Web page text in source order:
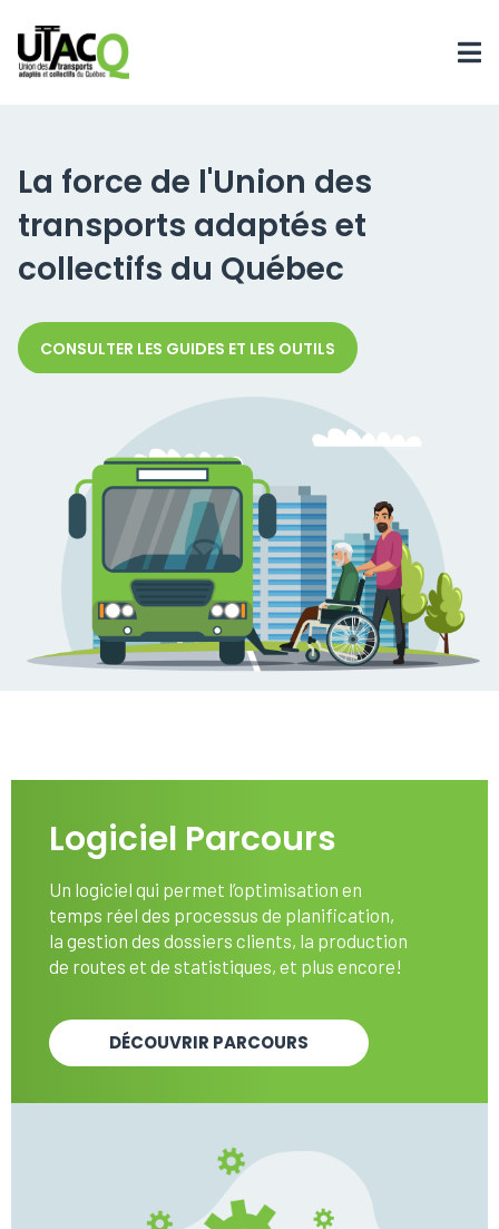
La force de l'Union des
transports adaptés et
collectifs du Québec
CONSULTER LES GUIDES ET LES OUTILS
Logiciel Parcours
Un logiciel qui permet l’optimisation en
temps réel des processus de planification,
la gestion des dossiers clients, la production
de routes et de statistiques, et plus encore!
DÉCOUVRIR PARCOURS